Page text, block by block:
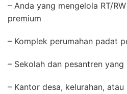
– Anda yang mengelola RT/
premium
– Komplek perumahan padat
– Sekolah dan pesantren
– Kantor desa, kelurahan,